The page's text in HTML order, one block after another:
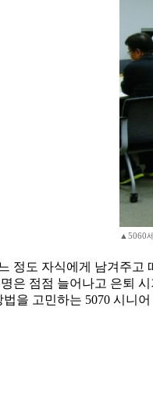
▲5060
정도 자식에게 남겨주
은 점점 늘어나고 은퇴
을 고민하는 5070 시니